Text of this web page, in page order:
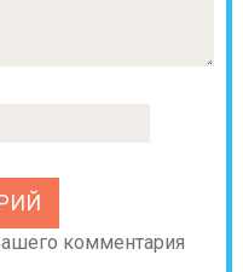
комментария